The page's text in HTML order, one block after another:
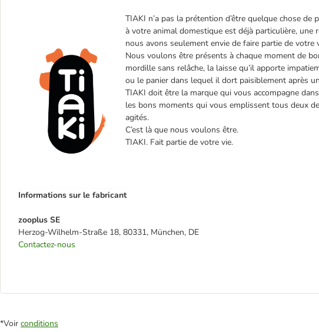
TIAKI n’a pas la prétention d’être quelque chose
à votre animal domestique est déjà particulière, une
nous avons seulement envie de faire partie de votre
Nous voulons être présents à chaque moment de
mordille sans relâche, la laisse qu’il apporte
ou le panier dans lequel il dort paisiblement après
TIAKI doit être la marque qui vous accompagne
les bons moments qui vous emplissent tous deux
agités.
C’est là que nous voulons être.
TIAKI. Fait partie de votre vie.
Informations sur le fabricant
zooplus SE
Herzog-Wilhelm-Straße 18, 80331, München, DE
Contactez-nous
*Voir conditions